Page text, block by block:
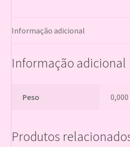
Informação adicional
Informação adicional
Peso
Produtos